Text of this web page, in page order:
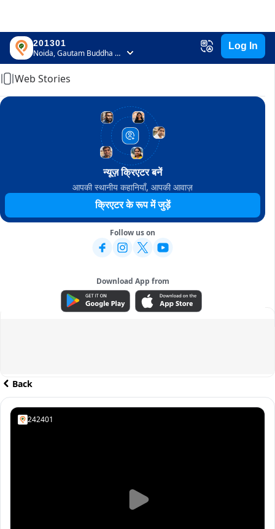
201301
Noida, Gautam Buddha Nagar, Uttar Pradesh
Log In
Home
Web Stories
न्यूज़ क्रिएटर बनें
आपकी स्थानीय कहानियाँ, आपकी आवाज़
क्रिएटर के रूप में जुड़ें
Follow us on
Download App from
ADVERTISEMENT
Back
242401